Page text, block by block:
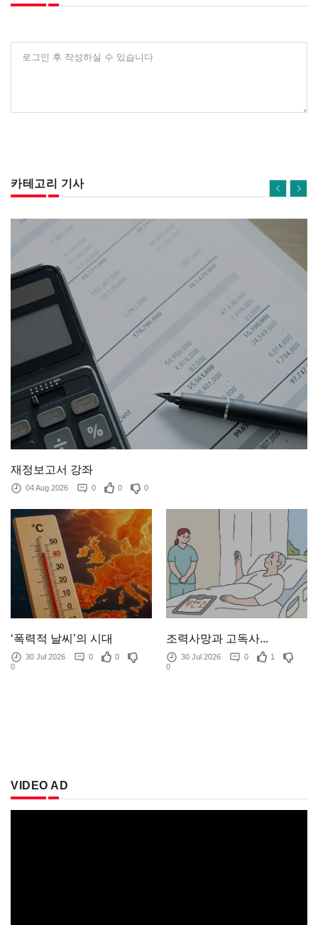
로그인 후 작성하실 수 있습니다
카테고리 기사
재정보고서 강좌
04 Aug 2026 0 0 0
‘폭력적 날씨’의 시대
30 Jul 2026 0
0
0
조력사망과 고독사...
30 Jul 2026 0
1
0
VIDEO AD